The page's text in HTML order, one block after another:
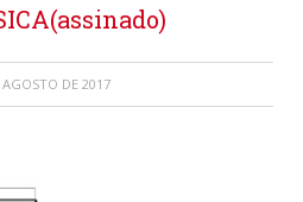
AGOSTO DE 2017